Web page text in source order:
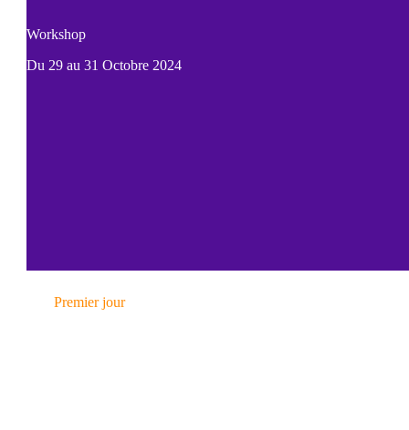
Workshop
Du 29 au 31 Octobre 2024

Premier jour